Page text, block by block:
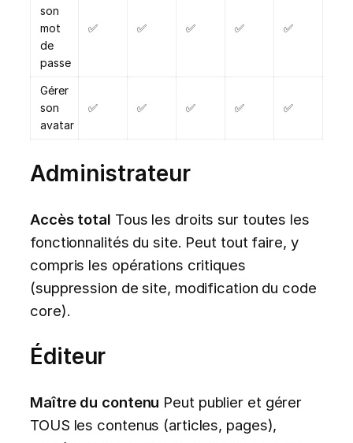
son
mot
de
passe
✅ ✅ ✅ ✅ ✅
Gérer
son
avatar
✅ ✅ ✅ ✅ ✅
Administrateur
Accès total Tous les droits sur toutes les
fonctionnalités du site. Peut tout faire, y
compris les opérations critiques
(suppression de site, modification du code
core).
Éditeur
Maître du contenu Peut publier et gérer
TOUS les contenus (articles, pages),